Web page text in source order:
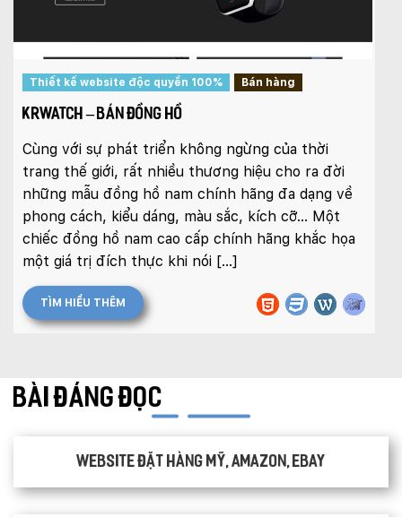
Thiết kế website độc quyền 100% Bán hàng
KRWATCH – BÁN ĐỒNG HỒ
Cùng với sự phát triển không ngừng của thời
trang thế giới, rất nhiều thương hiệu cho ra đời
những mẫu đồng hồ nam chính hãng đa dạng về
phong cách, kiểu dáng, màu sắc, kích cỡ… Một
chiếc đồng hồ nam cao cấp chính hãng khắc họa
một giá trị đích thực khi nói […]
TÌM HIỂU THÊM
BÀI ĐÁNG ĐỌC
Website đặt hàng Mỹ, Amazon, Ebay